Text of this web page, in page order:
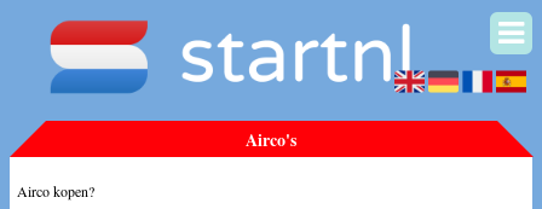
Airco's
Airco kopen?